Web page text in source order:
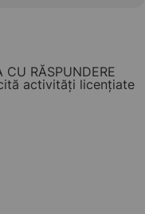
CU RĂSPUNDERE
activități licențiate